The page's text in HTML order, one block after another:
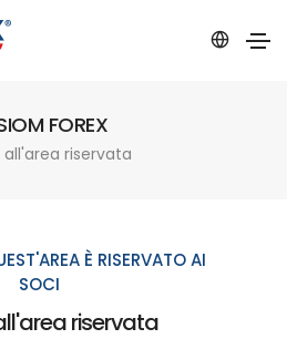
FOREX
riservata
È RISERVATO AI
SOCI
riservata